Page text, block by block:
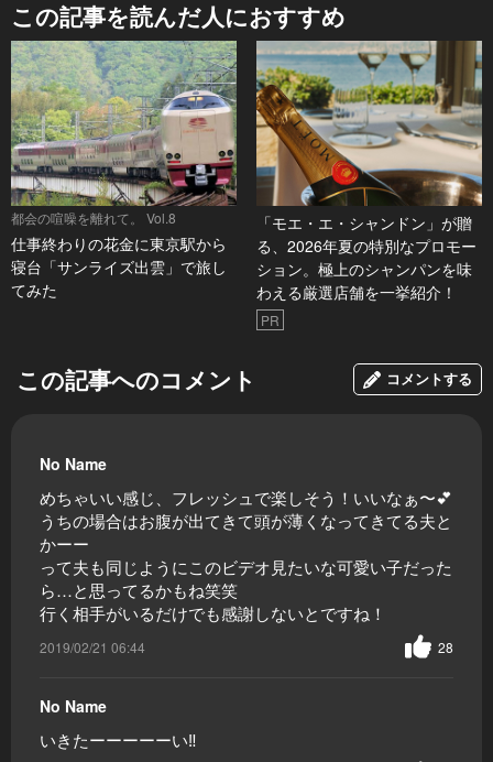
この記事を読んだ人におすすめ
都会の喧噪を離れて。 Vol.8
仕事終わりの花金に東京駅から
寝台「サンライズ出雲」で旅し
てみた
「モエ・エ・シャンドン」が贈
る、2026年夏の特別なプロモー
ション。極上のシャンパンを味
わえる厳選店舗を一挙紹介！
PR
この記事へのコメント コメントする
No Name
めちゃいい感じ、フレッシュで楽しそう！いいなぁ〜💕
うちの場合はお腹が出てきて頭が薄くなってきてる夫と
かーー
って夫も同じようにこのビデオ見たいな可愛い子だった
ら…と思ってるかもね笑笑
行く相手がいるだけでも感謝しないとですね！
2019/02/21 06:44 28
No Name
いきたーーーーーい‼️